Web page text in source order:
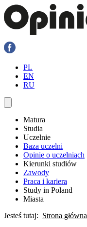
PL
EN
RU
Matura
Studia
Uczelnie
Baza uczelni
Opinie o uczelniach
Kierunki studiów
Zawody
Praca i kariera
Study in Poland
Miasta
Jesteś tutaj: Strona główna